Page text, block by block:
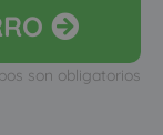
son obligatorios